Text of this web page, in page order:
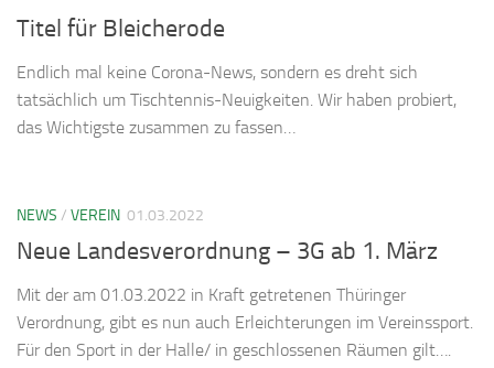
Titel für Bleicherode
Endlich mal keine Corona-News, sondern es dreht sich
tatsächlich um Tischtennis-Neuigkeiten. Wir haben probiert,
das Wichtigste zusammen zu fassen…
NEWS / VEREIN 01.03.2022
Neue Landesverordnung – 3G ab 1. März
Mit der am 01.03.2022 in Kraft getretenen Thüringer
Verordnung, gibt es nun auch Erleichterungen im Vereinssport.
Für den Sport in der Halle/ in geschlossenen Räumen gilt….